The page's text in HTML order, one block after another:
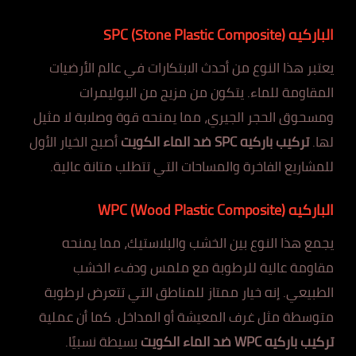
الباركيه SPC (Stone Plastic Composite)
يعتبر هذا النوع من أحدث الابتكارات في عالم الأرضيات
المقاومة للماء. يتكون من مزيج من البوليمرات
ومسحوق الحجر الجيري، مما يمنحه قوة وصلابة لا مثيل
لها.تركيب باركيه SPC ضد الماء الكويت
أصبح الخيار الأول
للمشاريع الفاخرة والمساحات التي تتطلب متانة عالية.
الباركيه WPC (Wood Plastic Composite)
يجمع هذا النوع بين الخشب والبلاستيك، مما يمنحه
مقاومة عالية للرطوبة مع ملمس ودفء الخشب
الطبيعي. إنه خيار ممتاز للمناطق التي تتعرض لرطوبة
متوسطة مثل غرف المعيشة أو المداخل. كما أن عملية
تركيب باركيه WPC ضد الماء الكويت
بسيطة نسبيًا.